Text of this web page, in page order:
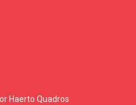
Haerto Quadros